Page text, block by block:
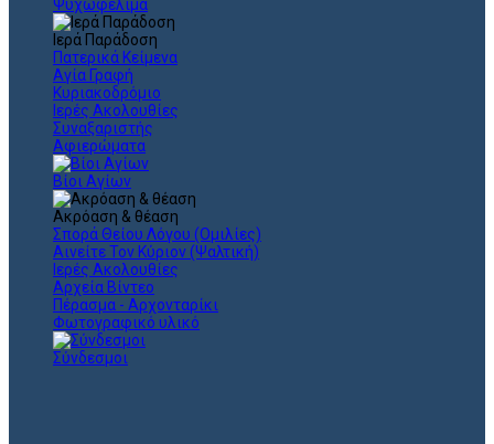
Ψυχωφέλιμα
Ιερά Παράδοση
Πατερικά Κείμενα
Αγία Γραφή
Κυριακοδρόμιο
Ιερές Ακολουθίες
Συναξαριστής
Αφιερώματα
Βίοι Αγίων
Ακρόαση & θέαση
Σπορά Θείου Λόγου (Ομιλίες)
Αινείτε Τον Κύριον (Ψαλτική)
Ιερές Ακολουθίες
Αρχεία Βίντεο
Πέρασμα - Αρχονταρίκι
Φωτογραφικό υλικό
Σύνδεσμοι